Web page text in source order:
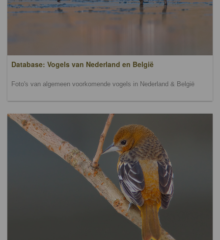
Database: Vogels van Nederland en België
Foto's van algemeen voorkomende vogels in Nederland & België